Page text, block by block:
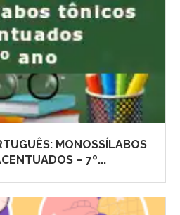
MONOSSÍLABOS
– 7º...